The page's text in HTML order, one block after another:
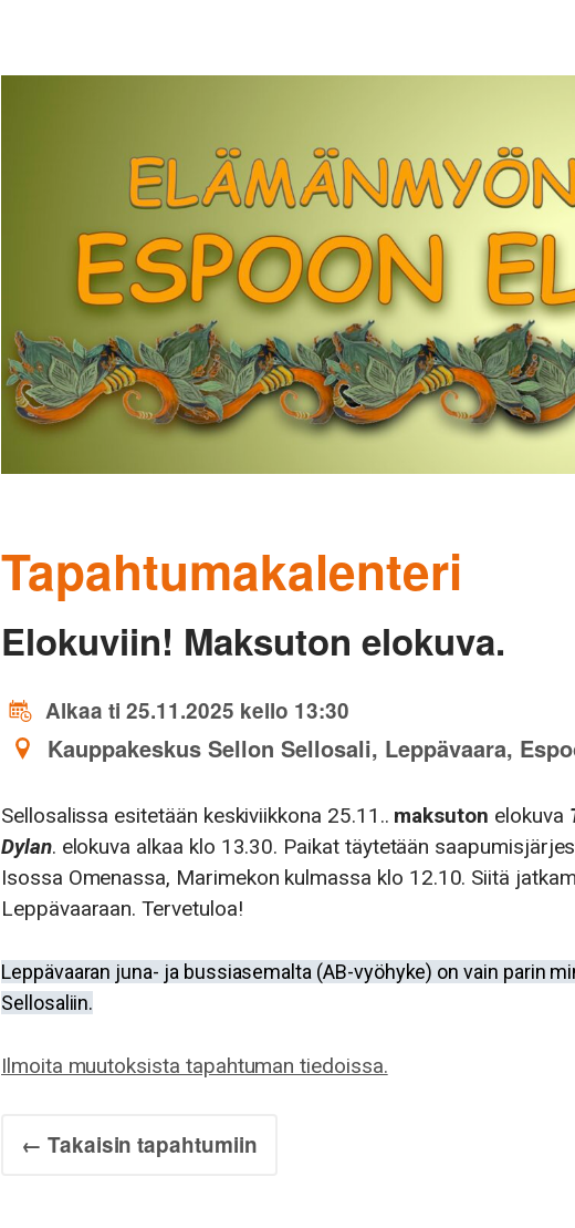
Tapahtumakalenteri
Elokuviin! Maksuton elokuva.
Alkaa ti 25.11.2025 kello 13:30
Kauppakeskus Sellon Sellosali, Leppävaara,
Sellosalissa esitetään keskiviikkona 25.11.. maksuton elokuva
Dylan. elokuva alkaa klo 13.30. Paikat täytetään
Isossa Omenassa, Marimekon kulmassa klo 12.10. Siitä
Leppävaaraan. Tervetuloa!
Leppävaaran juna- ja bussiasemalta (AB-vyöhyke) on vain parin
Sellosaliin.
Ilmoita muutoksista tapahtuman tiedoissa.
← Takaisin tapahtumiin